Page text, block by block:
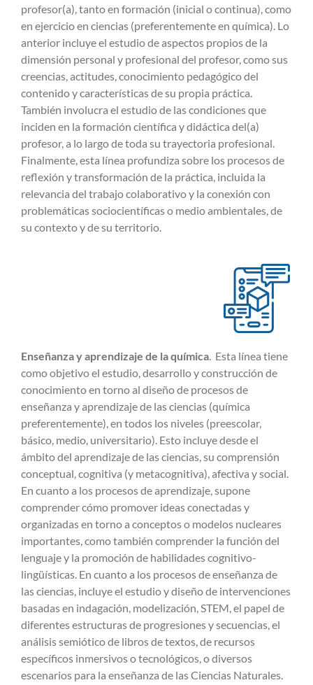
profesor(a), tanto en formación (inicial o continua), como
en ejercicio en ciencias (preferentemente en química). Lo
anterior incluye el estudio de aspectos propios de la
dimensión personal y profesional del profesor, como sus
creencias, actitudes, conocimiento pedagógico del
contenido y características de su propia práctica.
También involucra el estudio de las condiciones que
inciden en la formación científica y didáctica del(a)
profesor, a lo largo de toda su trayectoria profesional.
Finalmente, esta línea profundiza sobre los procesos de
reflexión y transformación de la práctica, incluida la
relevancia del trabajo colaborativo y la conexión con
problemáticas sociocientíficas o medio ambientales, de
su contexto y de su territorio.
Enseñanza y aprendizaje de la química. Esta línea tiene
como objetivo el estudio, desarrollo y construcción de
conocimiento en torno al diseño de procesos de
enseñanza y aprendizaje de las ciencias (química
preferentemente), en todos los niveles (preescolar,
básico, medio, universitario). Esto incluye desde el
ámbito del aprendizaje de las ciencias, su comprensión
conceptual, cognitiva (y metacognitiva), afectiva y social.
En cuanto a los procesos de aprendizaje, supone
comprender cómo promover ideas conectadas y
organizadas en torno a conceptos o modelos nucleares
importantes, como también comprender la función del
lenguaje y la promoción de habilidades cognitivo-
lingüísticas. En cuanto a los procesos de enseñanza de
las ciencias, incluye el estudio y diseño de intervenciones
basadas en indagación, modelización, STEM, el papel de
diferentes estructuras de progresiones y secuencias, el
análisis semiótico de libros de textos, de recursos
específicos inmersivos o tecnológicos, o diversos
escenarios para la enseñanza de las Ciencias Naturales.